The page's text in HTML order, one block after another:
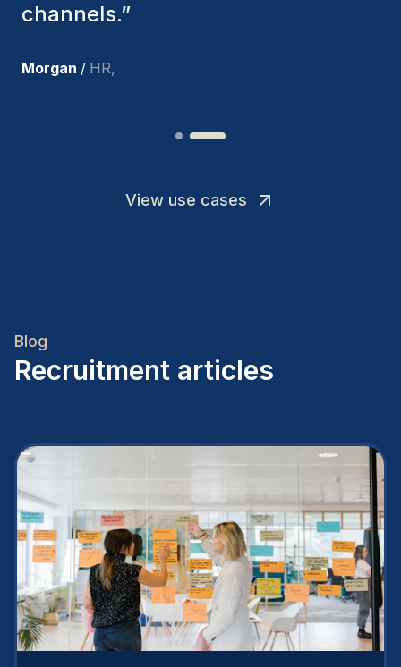
team members.
Joakin / Deputy-AMLCO
View use cases
Blog
Recruitment articles